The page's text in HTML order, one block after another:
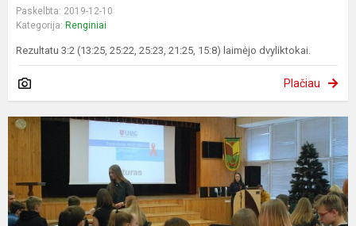
Paskelbta: 2019-12-10
Kategorija: Renginiai
Rezultatu 3:2 (13:25, 25:22, 25:23, 21:25, 15:8) laimėjo dvyliktokai.
Plačiau